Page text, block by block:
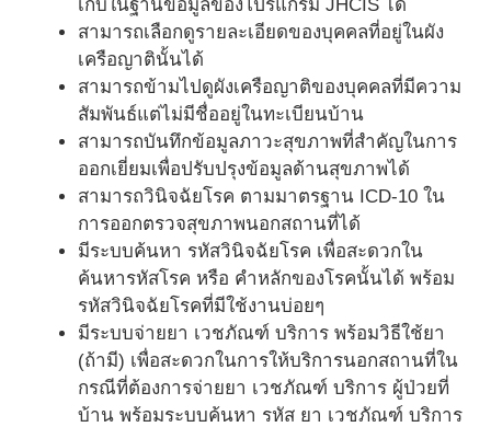
เก็บในฐานข้อมูลของโปรแกรม JHCIS ได้
สามารถเลือกดูรายละเอียดของบุคคลที่อยู่ในผัง
เครือญาตินั้นได้
สามารถข้ามไปดูผังเครือญาติของบุคคลที่มีความ
สัมพันธ์แต่ไม่มีชื่ออยู่ในทะเบียนบ้าน
สามารถบันทึกข้อมูลภาวะสุขภาพที่สำคัญในการ
ออกเยี่ยมเพื่อปรับปรุงข้อมูลด้านสุขภาพได้
สามารถวินิจฉัยโรค ตามมาตรฐาน ICD-10 ใน
การออกตรวจสุขภาพนอกสถานที่ได้
มีระบบค้นหา รหัสวินิจฉัยโรค เพื่อสะดวกใน
ค้นหารหัสโรค หรือ คำหลักของโรคนั้นได้ พร้อม
รหัสวินิจฉัยโรคที่มีใช้งานบ่อยๆ
มีระบบจ่ายยา เวชภัณฑ์ บริการ พร้อมวิธีใช้ยา
(ถ้ามี) เพื่อสะดวกในการให้บริการนอกสถานที่ใน
กรณีที่ต้องการจ่ายยา เวชภัณฑ์ บริการ ผู้ป่วยที่
บ้าน พร้อมระบบค้นหา รหัส ยา เวชภัณฑ์ บริการ